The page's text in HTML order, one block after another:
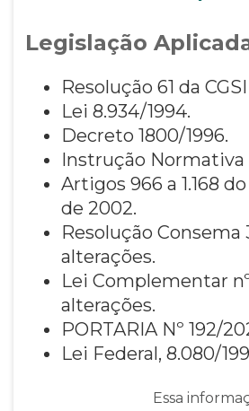
Legislação
Resolução 61 da
Lei 8.934/1994.
Decreto 1800/1996.
Instrução Normativa
Artigos 966 a 1.168
de 2002.
Resolução Consema
alterações.
Lei Complementar
alterações.
PORTARIA Nº 192/
Lei Federal, 8.080/
Essa